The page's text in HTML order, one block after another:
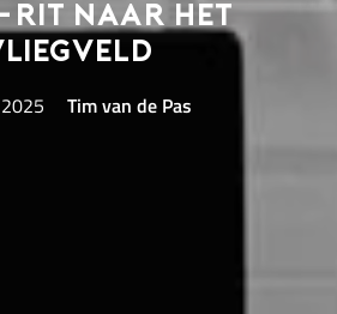
rit naar het
Tim van de Pas